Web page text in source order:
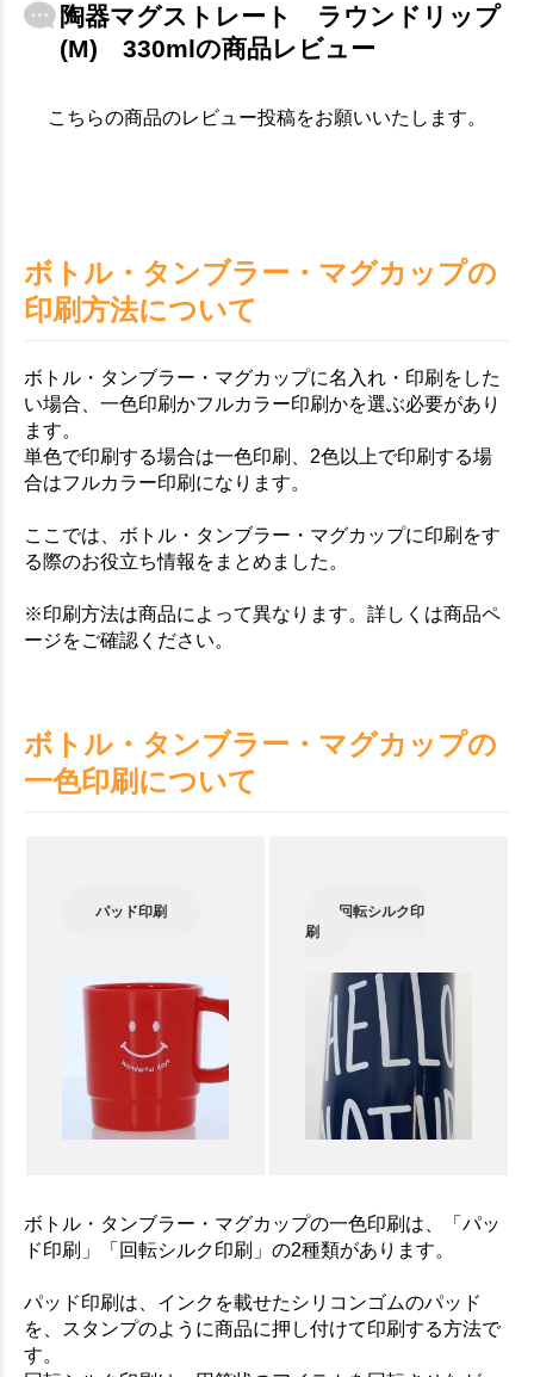
陶器マグストレート ラウンドリップ
(M) 330mlの商品レビュー
こちらの商品のレビュー投稿をお願いいたします。
ボトル・タンブラー・マグカップの
印刷方法について
ボトル・タンブラー・マグカップに名入れ・印刷をした
い場合、一色印刷かフルカラー印刷かを選ぶ必要があり
ます。
単色で印刷する場合は一色印刷、2色以上で印刷する場
合はフルカラー印刷になります。
ここでは、ボトル・タンブラー・マグカップに印刷をす
る際のお役立ち情報をまとめました。
※印刷方法は商品によって異なります。詳しくは商品ペ
ージをご確認ください。
ボトル・タンブラー・マグカップの
一色印刷について
パッド印刷
回転シルク印
刷
ボトル・タンブラー・マグカップの一色印刷は、「パッ
ド印刷」「回転シルク印刷」の2種類があります。
パッド印刷は、インクを載せたシリコンゴムのパッド
を、スタンプのように商品に押し付けて印刷する方法で
す。